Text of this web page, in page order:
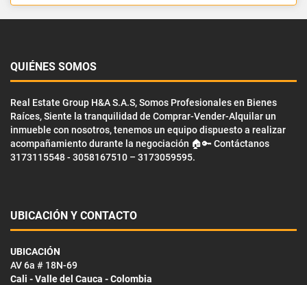
QUIÉNES SOMOS
Real Estate Group H&A S.A.S, Somos Profesionales en Bienes
Raíces, Siente la tranquilidad de Comprar-Vender-Alquilar un
inmueble con nosotros, tenemos un equipo dispuesto a realizar
acompañamiento durante la negociación 🏠🔑 Contáctanos
3173115548 - 3058167510 – 3173059595.
UBICACIÓN Y CONTACTO
UBICACIÓN
AV 6a # 18N-69
Cali - Valle del Cauca - Colombia